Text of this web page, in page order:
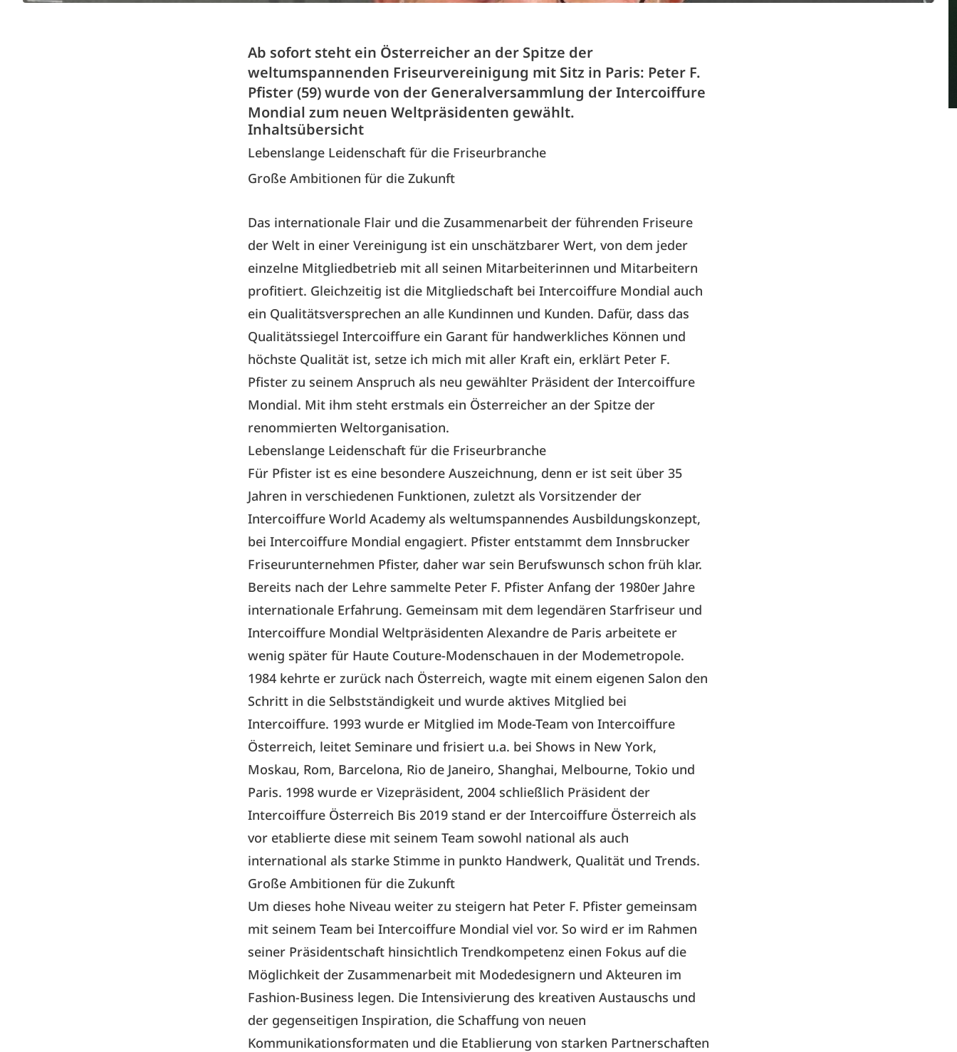
Ab sofort steht ein Österreicher an der Spitze der
weltumspannenden Friseurvereinigung mit Sitz in Paris: Peter F.
Pfister (59) wurde von der Generalversammlung der Intercoiffure
Mondial zum neuen Weltpräsidenten gewählt.
Inhaltsübersicht
Lebenslange Leidenschaft für die Friseurbranche
Große Ambitionen für die Zukunft
Das internationale Flair und die Zusammenarbeit der führenden Friseure
der Welt in einer Vereinigung ist ein unschätzbarer Wert, von dem jeder
einzelne Mitgliedbetrieb mit all seinen Mitarbeiterinnen und Mitarbeitern
profitiert. Gleichzeitig ist die Mitgliedschaft bei Intercoiffure Mondial auch
ein Qualitätsversprechen an alle Kundinnen und Kunden. Dafür, dass das
Qualitätssiegel Intercoiffure ein Garant für handwerkliches Können und
höchste Qualität ist, setze ich mich mit aller Kraft ein, erklärt Peter F.
Pfister zu seinem Anspruch als neu gewählter Präsident der Intercoiffure
Mondial. Mit ihm steht erstmals ein Österreicher an der Spitze der
renommierten Weltorganisation.
Lebenslange Leidenschaft für die Friseurbranche
Für Pfister ist es eine besondere Auszeichnung, denn er ist seit über 35
Jahren in verschiedenen Funktionen, zuletzt als Vorsitzender der
Intercoiffure World Academy als weltumspannendes Ausbildungskonzept,
bei Intercoiffure Mondial engagiert. Pfister entstammt dem Innsbrucker
Friseurunternehmen Pfister, daher war sein Berufswunsch schon früh klar.
Bereits nach der Lehre sammelte Peter F. Pfister Anfang der 1980er Jahre
internationale Erfahrung. Gemeinsam mit dem legendären Starfriseur und
Intercoiffure Mondial Weltpräsidenten Alexandre de Paris arbeitete er
wenig später für Haute Couture-Modenschauen in der Modemetropole.
1984 kehrte er zurück nach Österreich, wagte mit einem eigenen Salon den
Schritt in die Selbstständigkeit und wurde aktives Mitglied bei
Intercoiffure. 1993 wurde er Mitglied im Mode-Team von Intercoiffure
Österreich, leitet Seminare und frisiert u.a. bei Shows in New York,
Moskau, Rom, Barcelona, Rio de Janeiro, Shanghai, Melbourne, Tokio und
Paris. 1998 wurde er Vizepräsident, 2004 schließlich Präsident der
Intercoiffure Österreich Bis 2019 stand er der Intercoiffure Österreich als
vor etablierte diese mit seinem Team sowohl national als auch
international als starke Stimme in punkto Handwerk, Qualität und Trends.
Große Ambitionen für die Zukunft
Um dieses hohe Niveau weiter zu steigern hat Peter F. Pfister gemeinsam
mit seinem Team bei Intercoiffure Mondial viel vor. So wird er im Rahmen
seiner Präsidentschaft hinsichtlich Trendkompetenz einen Fokus auf die
Möglichkeit der Zusammenarbeit mit Modedesignern und Akteuren im
Fashion-Business legen. Die Intensivierung des kreativen Austauschs und
der gegenseitigen Inspiration, die Schaffung von neuen
Kommunikationsformaten und die Etablierung von starken Partnerschaften